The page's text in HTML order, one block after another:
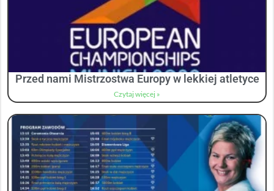
Przed nami Mistrzostwa Europy w lekkiej atletyce
Czytaj więcej »